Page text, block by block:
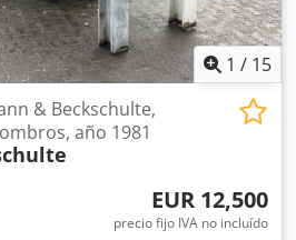
1 / 15
& Beckschulte,
año 1981
EUR 12,500
precio fijo IVA no incluído